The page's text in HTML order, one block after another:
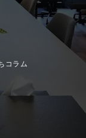
コラム